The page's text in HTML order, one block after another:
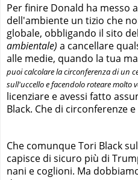
Per finire Donald ha messo
dell'ambiente un tizio che
globale, obbligando il sito
ambientale) a cancellare
alle medie, quando la tua
puoi calcolare la circonferenza di un
sull'uccello e facendolo roteare molto
licenziare e avessi fatto
Black. Che di circonferenze
Che comunque Tori Black
capisce di sicuro più di
nani e coglioni. Ma